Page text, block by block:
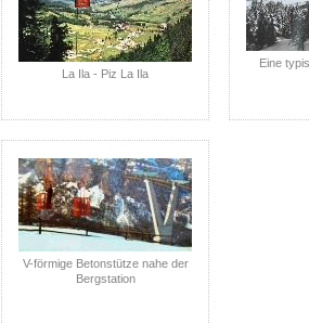
La Ila - Piz La Ila
Eine
V-förmige Betonstütze nahe der
Bergstation